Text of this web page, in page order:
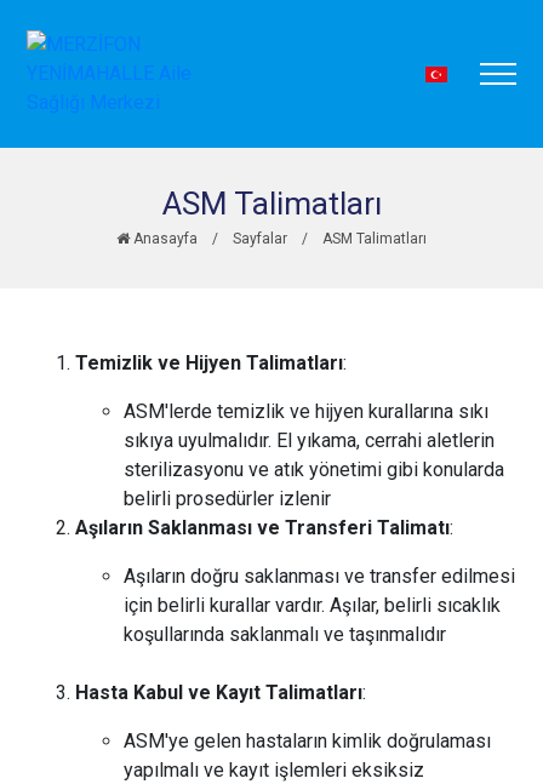
ASM Talimatları
Anasayfa / Sayfalar / ASM Talimatları
Temizlik ve Hijyen Talimatları:
ASM'lerde temizlik ve hijyen kurallarına sıkı
sıkıya uyulmalıdır. El yıkama, cerrahi aletlerin
sterilizasyonu ve atık yönetimi gibi konularda
belirli prosedürler izlenir
Aşıların Saklanması ve Transferi Talimatı:
Aşıların doğru saklanması ve transfer edilmesi
için belirli kurallar vardır. Aşılar, belirli sıcaklık
koşullarında saklanmalı ve taşınmalıdır
Hasta Kabul ve Kayıt Talimatları:
ASM'ye gelen hastaların kimlik doğrulaması
yapılmalı ve kayıt işlemleri eksiksiz